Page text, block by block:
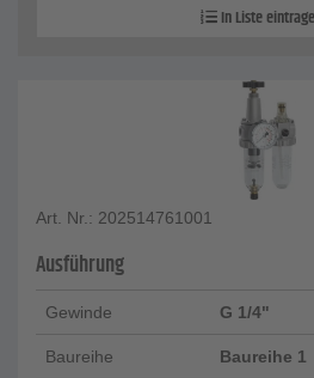
In Liste
Art. Nr.: 202514761001
Ausführung
Gewinde G 1/4"
Baureihe Baureihe 1